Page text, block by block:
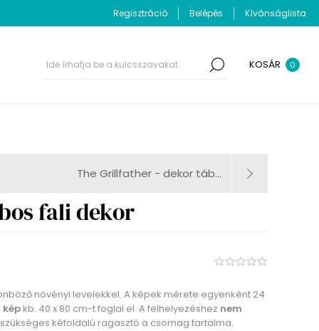
Regisztráció Belépés Kívánságlista
KOSÁR 0
The Grillfather - dekor táb...
fali dekor
növényi levelekkel. A képek mérete egyenként 24
kb. 40 x 80 cm-t foglal el. A felhelyezéshez nem
kétoldalú ragasztó a csomag tartalma.